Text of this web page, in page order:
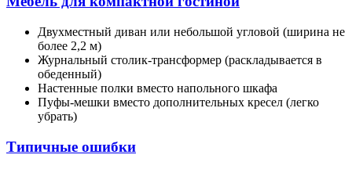
Двухместный диван или небольшой угловой (ширина не
более 2,2 м)
Журнальный столик-трансформер (раскладывается в
обеденный)
Настенные полки вместо напольного шкафа
Пуфы-мешки вместо дополнительных кресел (легко
убрать)
Типичные ошибки